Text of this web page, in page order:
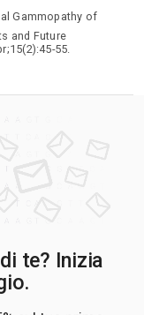
Gammopathy of
and Future
55.
te? Inizia